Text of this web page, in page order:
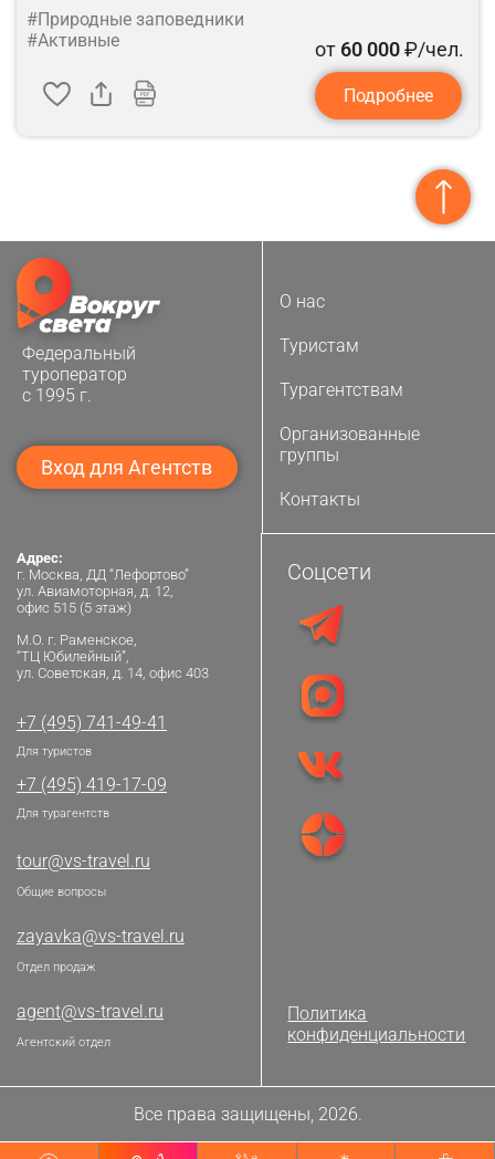
#Природные заповедники
#Активные
от 60 000₽/чел.
Подробнее
Федеральный
туроператор
с 1995 г.
Вход для Агентств
О нас
Туристам
Турагентствам
Организованные
группы
Контакты
Адрес:
г. Москва, ДД “Лефортово”
ул. Авиамоторная, д. 12,
офис 515 (5 этаж)
М.О. г. Раменское,
“ТЦ Юбилейный”,
ул. Советская, д. 14, офис 403
+7 (495) 741-49-41
Для туристов
+7 (495) 419-17-09
Для турагентств
tour@vs-travel.ru
Общие вопросы
zayavka@vs-travel.ru
Отдел продаж
agent@vs-travel.ru
Агентский отдел
Соцсети
Политика
конфиденциальности
Все права защищены, 2026.